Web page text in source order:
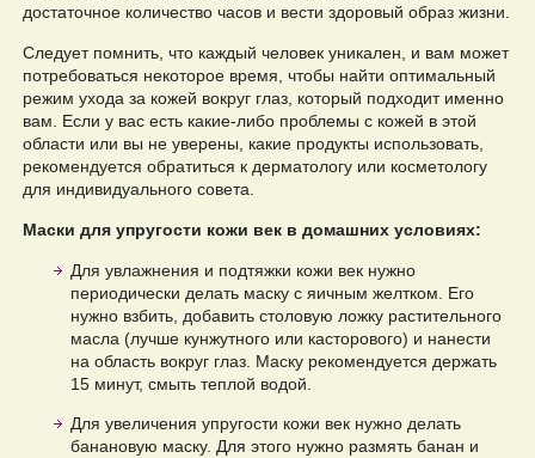
достаточное количество часов и вести здоровый образ жизни.
Следует помнить, что каждый человек уникален, и вам может
потребоваться некоторое время, чтобы найти оптимальный
режим ухода за кожей вокруг глаз, который подходит именно
вам. Если у вас есть какие-либо проблемы с кожей в этой
области или вы не уверены, какие продукты использовать,
рекомендуется обратиться к дерматологу или косметологу
для индивидуального совета.
Маски для упругости кожи век в домашних условиях:
Для увлажнения и подтяжки кожи век нужно
периодически делать маску с яичным желтком. Его
нужно взбить, добавить столовую ложку растительного
масла (лучше кунжутного или касторового) и нанести
на область вокруг глаз. Маску рекомендуется держать
15 минут, смыть теплой водой.
Для увеличения упругости кожи век нужно делать
банановую маску. Для этого нужно размять банан и